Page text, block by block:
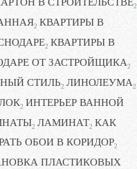
2
2 КВАРТИРЫ В
2 КВАРТИРЫ В
ОТ ЗАСТРОЙЩИКА2
СТИЛЬ2 ЛИНОЛЕУМА2
2 ИНТЕРЬЕР ВАННОЙ
2 ЛАМИНАТ2 КАК
ОБОИ В КОРИДОР2
ПЛАСТИКОВЫХ